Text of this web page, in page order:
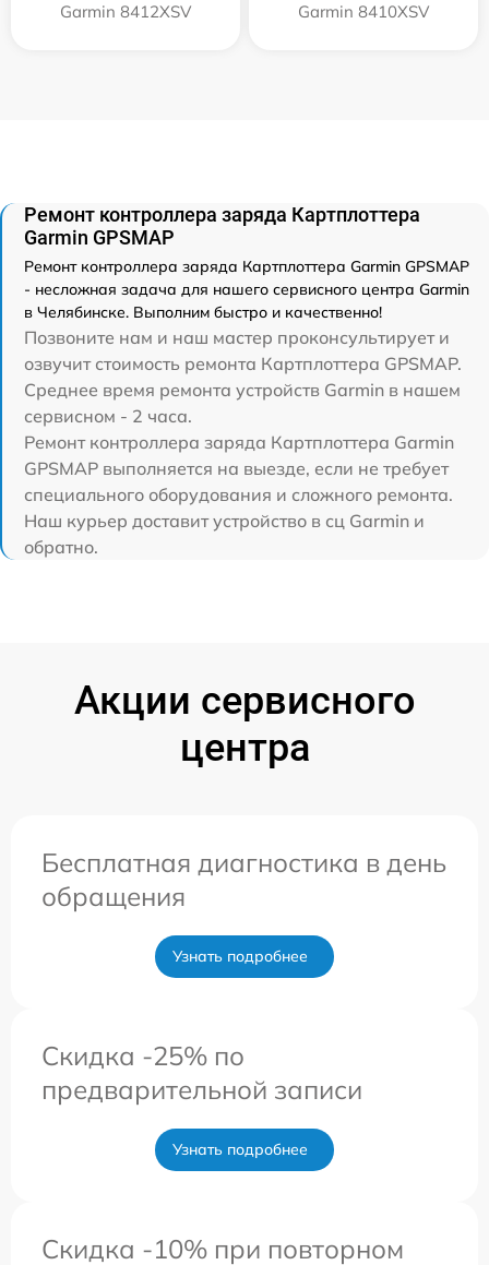
Garmin 8412XSV Garmin 8410XSV
Ремонт контроллера заряда Картплоттера
Garmin GPSMAP
Ремонт контроллера заряда Картплоттера Garmin GPSMAP
- несложная задача для нашего сервисного центра Garmin
в Челябинске. Выполним быстро и качественно!
Позвоните нам и наш мастер проконсультирует и
озвучит стоимость ремонта Картплоттера GPSMAP.
Среднее время ремонта устройств Garmin в нашем
сервисном - 2 часа.
Ремонт контроллера заряда Картплоттера Garmin
GPSMAP выполняется на выезде, если не требует
специального оборудования и сложного ремонта.
Наш курьер доставит устройство в сц Garmin и
обратно.
Акции сервисного
центра
Бесплатная диагностика в день
обращения
Узнать подробнее
Скидка -25% по
предварительной записи
Узнать подробнее
Скидка -10% при повторном